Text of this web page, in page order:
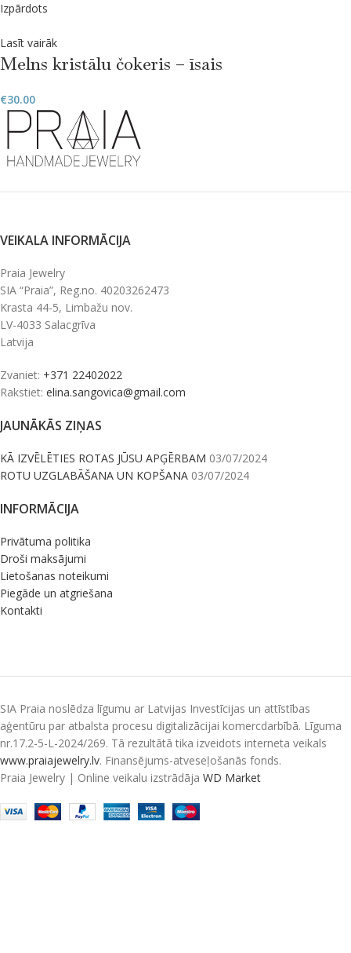
Izpārdots
Lasīt vairāk
Melns kristālu čokeris – īsais
€30.00
VEIKALA INFORMĀCIJA
Praia Jewelry
SIA “Praia”, Reg.no. 40203262473
Krasta 44-5, Limbažu nov.
LV-4033 Salacgrīva
Latvija
Zvaniet: +371 22402022
Rakstiet: elina.sangovica@gmail.com
JAUNĀKĀS ZIŅAS
KĀ IZVĒLĒTIES ROTAS JŪSU APĢĒRBAM 03/07/2024
ROTU UZGLABĀŠANA UN KOPŠANA 03/07/2024
INFORMĀCIJA
Privātuma politika
Droši maksājumi
Lietošanas noteikumi
Piegāde un atgriešana
Kontakti
SIA Praia noslēdza līgumu ar Latvijas Investīcijas un attīstības
aģentūru par atbalsta procesu digitalizācijai komercdarbībā. Līguma
nr.17.2-5-L-2024/269. Tā rezultātā tika izveidots interneta veikals
www.praiajewelry.lv. Finansējums-atveseļošanās fonds.
Praia Jewelry | Online veikalu izstrādāja WD Market